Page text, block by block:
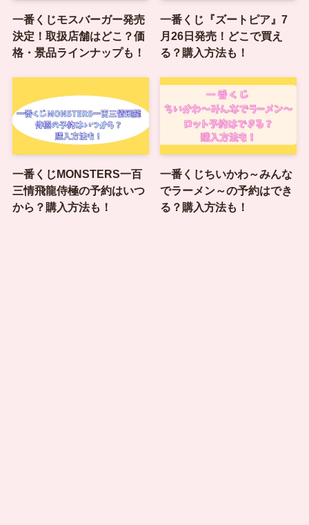
一番くじモスバーガー発売
決定！取扱店舗はどこ？価
格・景品ラインナップも！
一番くじ『ズートピア』7
月26日発売！どこで買え
る？購入方法も！
一番くじMONSTERS一百
三情飛龍侍極の予約はいつ
から？購入方法も！
一番くじちいかわ～みんな
でラーメン～の予約はでき
る？購入方法も！